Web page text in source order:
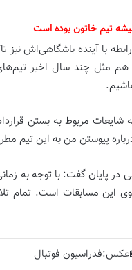
تیم خاتون بوده است
با آینده باشگاهی‌اش نیز
مثل چند سال اخیر
شایعات مربوط به بستن
پیوستن من به این تیم
در پایان گفت: با توجه به
این مسابقات است. تمام
فوتبال